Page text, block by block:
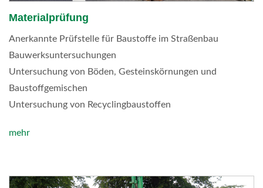
Materialprüfung
Anerkannte Prüfstelle für Baustoffe im Straßenbau
Bauwerksuntersuchungen
Untersuchung von Böden, Gesteinskörnungen und
Baustoffgemischen
Untersuchung von Recyclingbaustoffen
mehr